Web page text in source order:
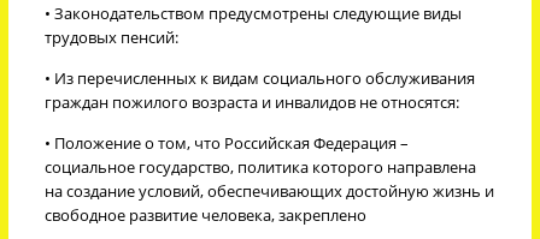
• Законодательством предусмотрены следующие виды
трудовых пенсий:
• Из перечисленных к видам социального обслуживания
граждан пожилого возраста и инвалидов не относятся:
• Положение о том, что Российская Федерация –
социальное государство, политика которого направлена
на создание условий, обеспечивающих достойную жизнь и
свободное развитие человека, закреплено